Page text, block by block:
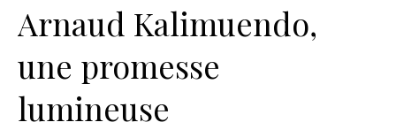
Arnaud Kalimuendo,
une promesse
lumineuse